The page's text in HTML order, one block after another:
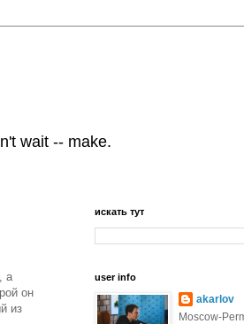
wait -- make.
а
он
из
искать тут
user info
akarlov
Moscow-